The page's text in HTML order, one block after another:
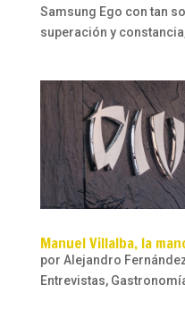
Samsung Ego con tan
superación y
Manuel Villalba, la
por Alejandro
Entrevistas,